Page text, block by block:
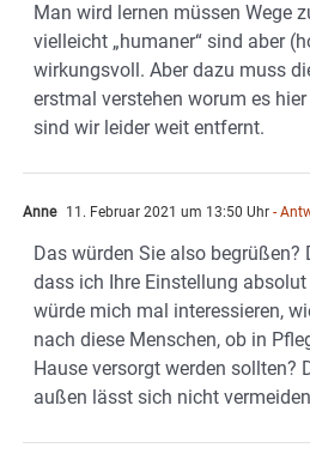
Man wird lernen müssen Wege
vielleicht „humaner“ sind aber
wirkungsvoll. Aber dazu muss
erstmal verstehen worum es
sind wir leider weit entfernt.
Anne 11. Februar 2021 um 13:50 Uhr -
Das würden Sie also begrüßen?
dass ich Ihre Einstellung
würde mich mal interessieren,
nach diese Menschen, ob in
Hause versorgt werden sollten?
außen lässt sich nicht